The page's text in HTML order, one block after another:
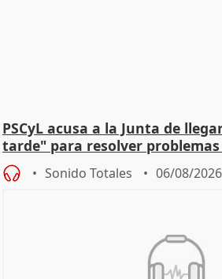
PSCyL acusa a la Junta de
tarde" para resolver
Sonido Totales 06/08/2026